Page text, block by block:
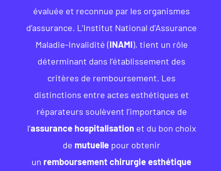
évaluée et reconnue par les organismes
d’assurance. L’Institut National d’Assurance
Maladie-Invalidité (INAMI), tient un rôle
déterminant dans l’établissement des
critères de remboursement. Les
distinctions entre actes esthétiques et
réparateurs soulèvent l’importance de
l’assurance hospitalisation et du bon choix
de mutuelle pour obtenir
un remboursement chirurgie esthétique